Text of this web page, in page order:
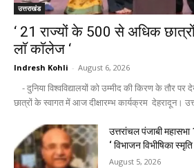
उत्तराखंड
‘ 21 राज्यों के 500 से अधिक
लाॅ काॅलेज ‘
Indresh Kohli - August 6, 2026
- दुनिया विश्वविद्यालयों को उम्मीद की किरण के तौर
छात्रों के स्वागत में आज दीक्षारम्भ कार्यक्रम देहरादून।
उत्तरांचल पंजाबी महासभा
‘ विभाजन विभीषिका
August 5, 2026